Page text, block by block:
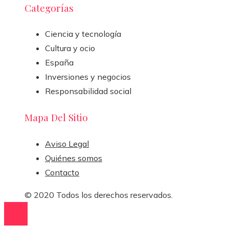
Categorías
Ciencia y tecnología
Cultura y ocio
España
Inversiones y negocios
Responsabilidad social
Mapa Del Sitio
Aviso Legal
Quiénes somos
Contacto
© 2020 Todos los derechos reservados.